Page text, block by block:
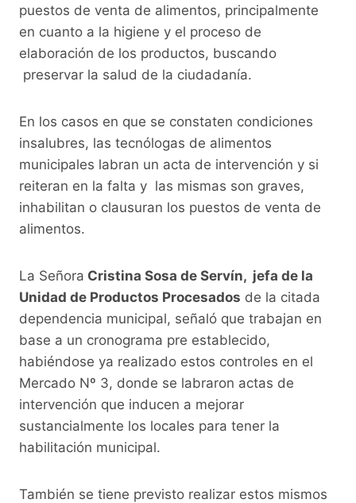
puestos de venta de alimentos, principalmente
en cuanto a la higiene y el proceso de
elaboración de los productos, buscando
preservar la salud de la ciudadanía.
En los casos en que se constaten condiciones
insalubres, las tecnólogas de alimentos
municipales labran un acta de intervención y si
reiteran en la falta y las mismas son graves,
inhabilitan o clausuran los puestos de venta de
alimentos.
La Señora Cristina Sosa de Servín, jefa de la
Unidad de Productos Procesados de la citada
dependencia municipal, señaló que trabajan en
base a un cronograma pre establecido,
habiéndose ya realizado estos controles en el
Mercado Nº 3, donde se labraron actas de
intervención que inducen a mejorar
sustancialmente los locales para tener la
habilitación municipal.
También se tiene previsto realizar estos mismos